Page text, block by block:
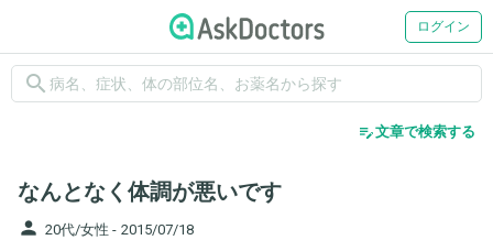
ログイン
search
edit_note文章で検索する
なんとなく体調が悪いです
person 20代/女性 - 2015/07/18